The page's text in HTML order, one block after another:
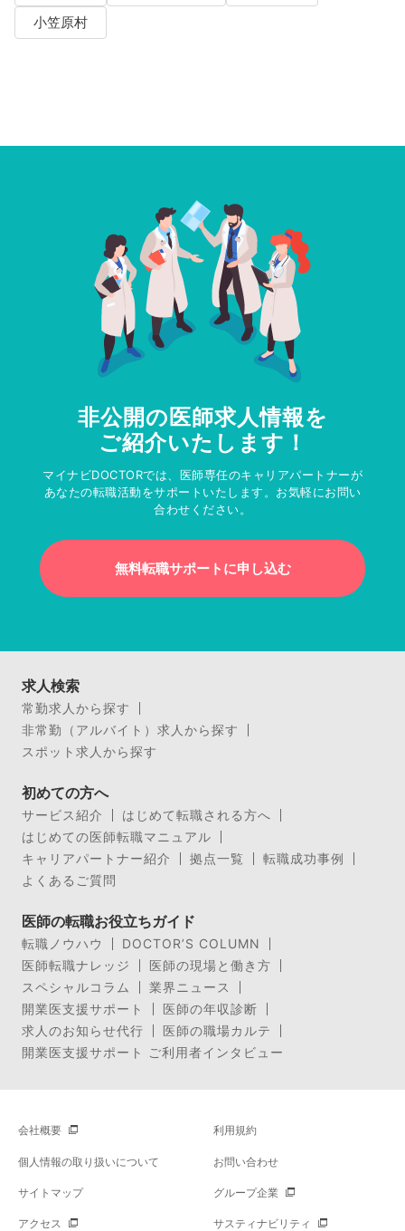
小笠原村
非公開の医師求人情報を
ご紹介いたします！
マイナビDOCTORでは、医師専任のキャリアパートナーが
あなたの転職活動をサポートいたします。お気軽にお問い
合わせください。
無料転職サポートに申し込む
求人検索
常勤求人から探す
非常勤（アルバイト）求人から探す
スポット求人から探す
初めての方へ
サービス紹介
はじめて転職される方へ
はじめての医師転職マニュアル
キャリアパートナー紹介
拠点一覧
転職成功事例
よくあるご質問
医師の転職お役立ちガイド
転職ノウハウ
DOCTOR’S COLUMN
医師転職ナレッジ
医師の現場と働き方
スペシャルコラム
業界ニュース
開業医支援サポート
医師の年収診断
求人のお知らせ代行
医師の職場カルテ
開業医支援サポート ご利用者インタビュー
会社概要 利用規約
個人情報の取り扱いについて お問い合わせ
サイトマップ グループ企業
アクセス サスティナビリティ